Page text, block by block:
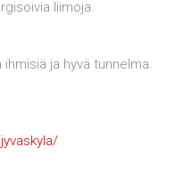
liimoja.
ihmisiä ja hyvä tunnelma.